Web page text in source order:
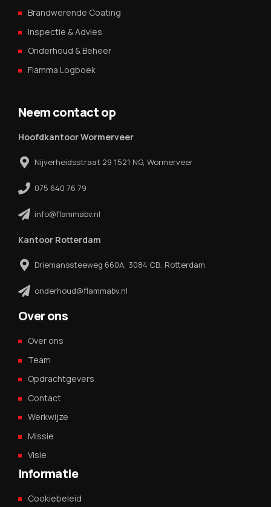
Brandwerende Coating
Inspectie & Advies
Onderhoud & Beheer
Flamma Logboek
Neem contact op
Hoofdkantoor Wormerveer
Nijverheidsstraat 29 1521 NG, Wormerveer
075 640 76 79
info@flammabv.nl
Kantoor Rotterdam
Driemanssteeweg 660A, 3084 CB, Rotterdam
onderhoud@flammabv.nl
Over ons
Over ons
Team
Opdrachtgevers
Contact
Werkwijze
Missie
Visie
Informatie
Cookiebeleid